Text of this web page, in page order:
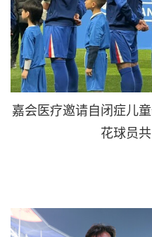
嘉会医疗邀请自闭症儿
花球员